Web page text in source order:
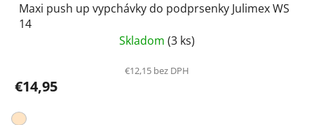
Maxi push up vypchávky do podprsenky Julimex WS
14
Skladom (3 ks)
€12,15 bez DPH
€14,95